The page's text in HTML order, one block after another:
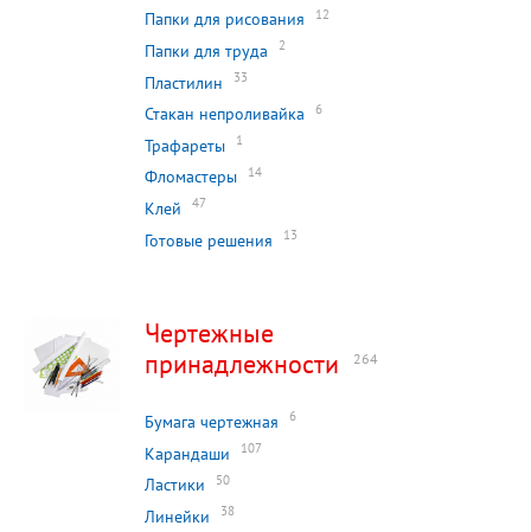
Папки для рисования 12
Папки для труда 2
Пластилин 33
Стакан непроливайка 6
Трафареты 1
Фломастеры 14
Клей 47
Готовые решения 13
Чертежные
принадлежности
264
Бумага чертежная 6
Карандаши 107
Ластики 50
Линейки 38